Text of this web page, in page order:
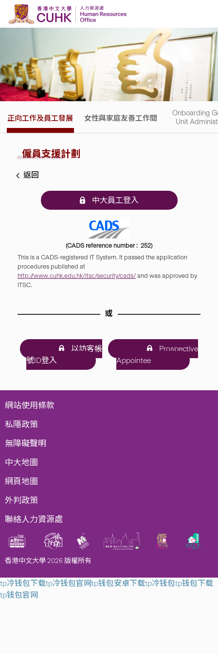
Skip to content
正向工作及員工發展 女性與家庭友善工作間
Onboarding
Unit
僱員支援計劃
返回
中大員工登入
(CADS reference number : 252)
This is a CADS-registered IT System. It passed the application
procedures published at
http://www.cuhk.edu.hk/itsc/security/cads/ and was approved by
ITSC.
或
以訪客帳
號ID登入
Prospective
Appointee
網站使用條款
私隱政策
無障礙聲明
中大地圖
網頁地圖
外判政策
聯絡人力資源處
香港中文大學 2026 版權所有
tp冷钱包下载tp冷钱包官网tp钱包安卓下载tp冷钱包tp钱包下载
tp钱包官网